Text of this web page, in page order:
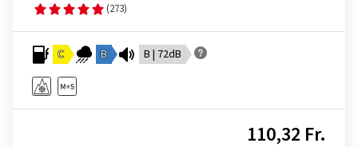
(273)
C B B | 72dB
110,32 Fr.